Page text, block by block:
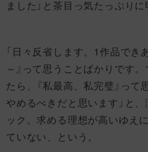
ました」と茶目っ気たっぷりに
「日々反省します。1作品でき
～』って思うことばかりです
たら、『私最高、私完璧』っ
やめるべきだと思います」と
ック。求める理想が高いゆえ
ていない、という。